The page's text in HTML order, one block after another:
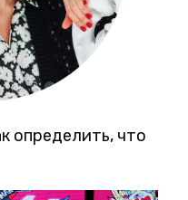
определить, что